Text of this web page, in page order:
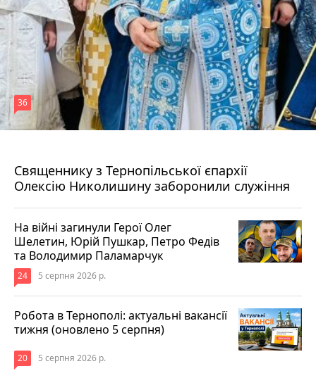
Священнику з Тернопільської єпархії
Олексію Николишину заборонили служіння
36
На війні загинули Герої Олег
Шелетин, Юрій Пушкар, Петро Федів
та Володимир Паламарчук
24 5 серпня 2026 р.
Робота в Тернополі: актуальні вакансії
тижня (оновлено 5 серпня)
20 5 серпня 2026 р.